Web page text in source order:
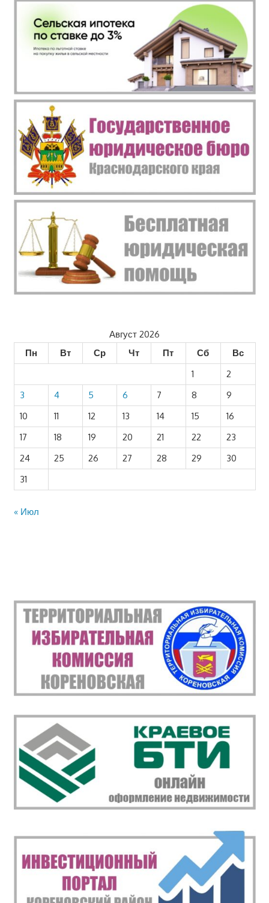
Август 2026
Пн
Вт Ср Чт Пт Сб
Вс
1
2
3
4 5 6 7 8
9
10
11 12 13 14 15
16
17
18 19 20 21 22
23
24
25 26 27 28 29
30
31
« Июл